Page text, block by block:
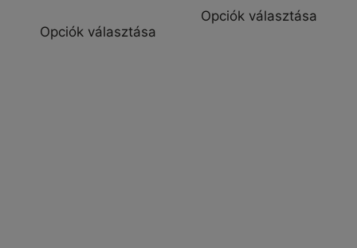
Opciók választása
EnnekOpciók választása